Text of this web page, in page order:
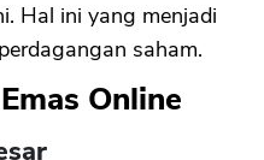
Hal ini yang menjadi
saham.
Online